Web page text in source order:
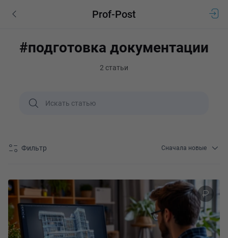
Prof-Post
#подготовка документации
2 статьи
Фильтр Сначала новые